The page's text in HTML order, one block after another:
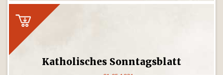
Katholisches Sonntagsblatt